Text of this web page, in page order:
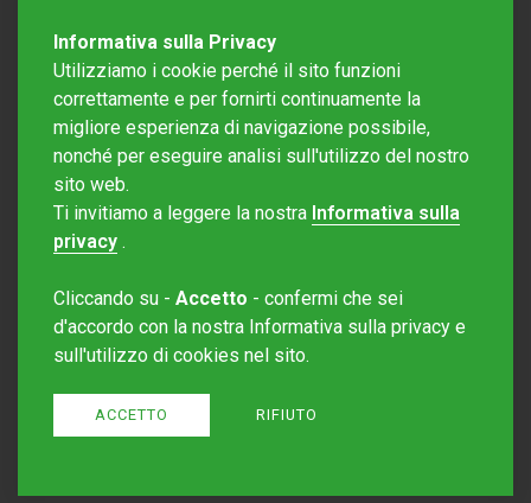
Editore Rotostampa SA
Sito creato daRedesign
Informativa sulla Privacy
Utilizziamo i cookie perché il sito funzioni
correttamente e per fornirti continuamente la
migliore esperienza di navigazione possibile,
nonché per eseguire analisi sull'utilizzo del nostro
sito web.
Ti invitiamo a leggere la nostra Informativa sulla
privacy .
Cliccando su - Accetto - confermi che sei
d'accordo con la nostra Informativa sulla privacy e
sull'utilizzo di cookies nel sito.
ACCETTO RIFIUTO